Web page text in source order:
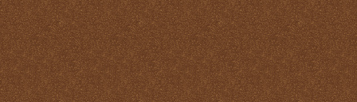
Misa
Nuestra vida debe ser una
Santa Misa prolongada
Nuestro sacrificio se
transforma en el sacrificio
de Cristo